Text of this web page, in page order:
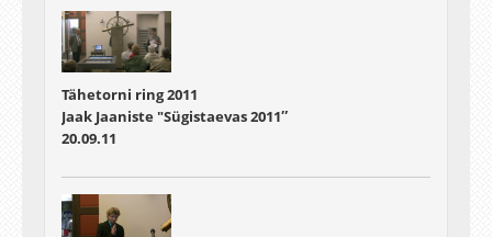
Tähetorni ring 2011
Jaak Jaaniste "Sügistaevas 2011″
20.09.11